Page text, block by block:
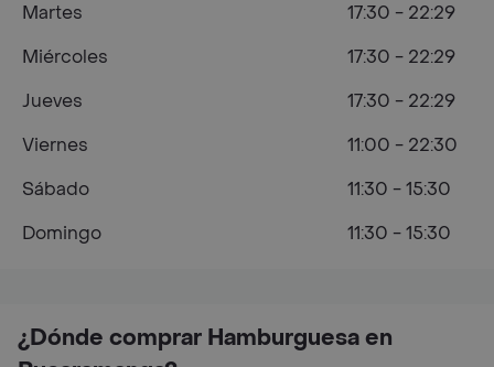
¿Dónde comprar Hamburguesa en
Martes
17:30 - 22:29
Miércoles
17:30 - 22:29
Jueves
17:30 - 22:29
Viernes
11:00 - 22:30
Sábado
11:30 - 15:30
Domingo
11:30 - 15:30